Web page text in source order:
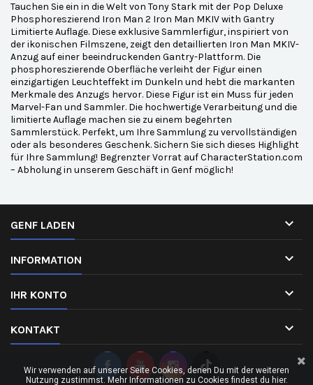
Tauchen Sie ein in die Welt von Tony Stark mit der Pop Deluxe
Phosphoreszierend Iron Man 2 Iron Man MKIV with Gantry
Limitierte Auflage. Diese exklusive Sammlerfigur, inspiriert von
der ikonischen Filmszene, zeigt den detaillierten Iron Man MKIV-
Anzug auf einer beeindruckenden Gantry-Plattform. Die
phosphoreszierende Oberfläche verleiht der Figur einen
einzigartigen Leuchteffekt im Dunkeln und hebt die markanten
Merkmale des Anzugs hervor. Diese Figur ist ein Muss für jeden
Marvel-Fan und Sammler. Die hochwertige Verarbeitung und die
limitierte Auflage machen sie zu einem begehrten
Sammlerstück. Perfekt, um Ihre Sammlung zu vervollständigen
oder als besonderes Geschenk. Sichern Sie sich dieses Highlight
für Ihre Sammlung! Begrenzter Vorrat auf CharacterStation.com
– Abholung in unserem Geschäft in Genf möglich!
GENF LADEN 
INFORMATION 
IHR KONTO 
KONTAKT 
Wir verwenden auf unserer Seite Cookies, denen Du mit der weiteren
Nutzung zustimmst. Mehr Informationen zu Cookies findest du hier.